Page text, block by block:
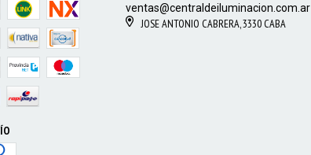
ventas@centraldeiluminacion.com.ar
JOSE ANTONIO CABRERA, 3330 CABA